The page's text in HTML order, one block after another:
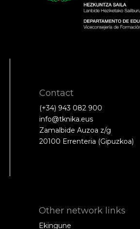
Contact
(+34) 943 082 900
info@tknika.eus
Zamalbide Auzoa z/g
20100 Errenteria (Gipuzkoa)
Other network links
Ekingune